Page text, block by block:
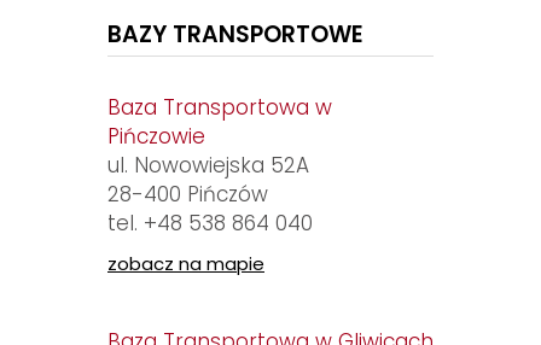
BAZY TRANSPORTOWE
Baza Transportowa w
Pińczowie
ul. Nowowiejska 52A
28-400 Pińczów
tel. +48 538 864 040
zobacz na mapie